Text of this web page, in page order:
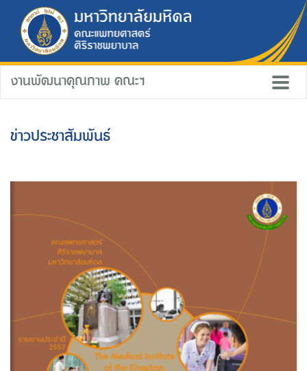
งานพัฒนาคุณภาพ คณะฯ
ข่าวประชาสัมพันธ์